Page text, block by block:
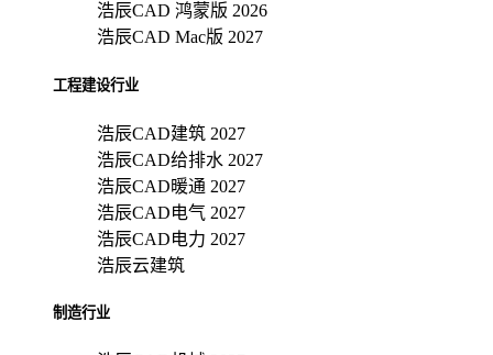
浩辰CAD 鸿蒙版 2026
浩辰CAD Mac版 2027
工程建设行业
浩辰CAD建筑 2027
浩辰CAD给排水 2027
浩辰CAD暖通 2027
浩辰CAD电气 2027
浩辰CAD电力 2027
浩辰云建筑
制造行业